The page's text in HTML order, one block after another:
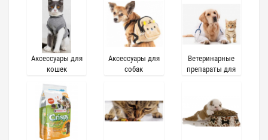
Аксессуары для
кошек
Аксессуары для
собак
Ветеринарные
препараты для